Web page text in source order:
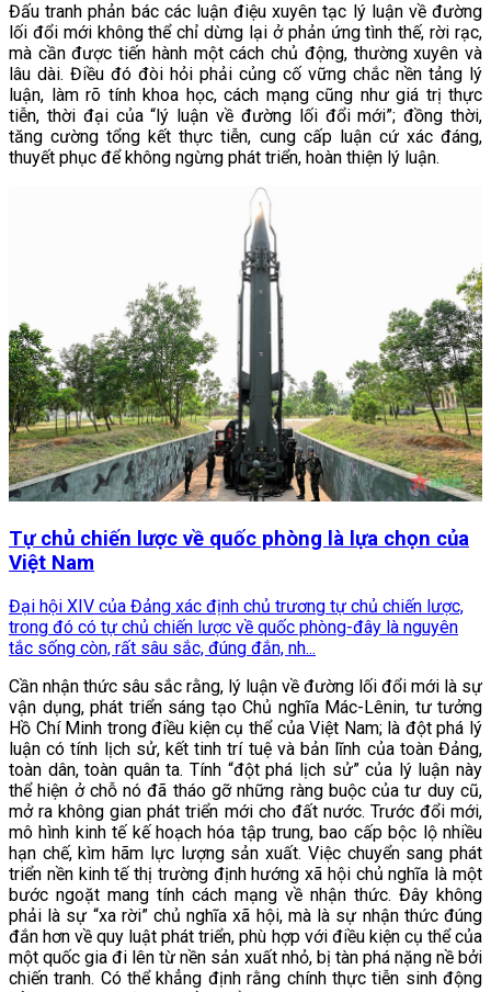
Đấu tranh phản bác các luận điệu xuyên tạc lý luận về đường
lối đổi mới không thể chỉ dừng lại ở phản ứng tình thế, rời rạc,
mà cần được tiến hành một cách chủ động, thường xuyên và
lâu dài. Điều đó đòi hỏi phải củng cố vững chắc nền tảng lý
luận, làm rõ tính khoa học, cách mạng cũng như giá trị thực
tiễn, thời đại của “lý luận về đường lối đổi mới”; đồng thời,
tăng cường tổng kết thực tiễn, cung cấp luận cứ xác đáng,
thuyết phục để không ngừng phát triển, hoàn thiện lý luận.
Tự chủ chiến lược về quốc phòng là lựa chọn của
Việt Nam
Đại hội XIV của Đảng xác định chủ trương tự chủ chiến lược,
trong đó có tự chủ chiến lược về quốc phòng-đây là nguyên
tắc sống còn, rất sâu sắc, đúng đắn, nh...
Cần nhận thức sâu sắc rằng, lý luận về đường lối đổi mới là sự
vận dụng, phát triển sáng tạo Chủ nghĩa Mác-Lênin, tư tưởng
Hồ Chí Minh trong điều kiện cụ thể của Việt Nam; là đột phá lý
luận có tính lịch sử, kết tinh trí tuệ và bản lĩnh của toàn Đảng,
toàn dân, toàn quân ta. Tính “đột phá lịch sử” của lý luận này
thể hiện ở chỗ nó đã tháo gỡ những ràng buộc của tư duy cũ,
mở ra không gian phát triển mới cho đất nước. Trước đổi mới,
mô hình kinh tế kế hoạch hóa tập trung, bao cấp bộc lộ nhiều
hạn chế, kìm hãm lực lượng sản xuất. Việc chuyển sang phát
triển nền kinh tế thị trường định hướng xã hội chủ nghĩa là một
bước ngoặt mang tính cách mạng về nhận thức. Đây không
phải là sự “xa rời” chủ nghĩa xã hội, mà là sự nhận thức đúng
đắn hơn về quy luật phát triển, phù hợp với điều kiện cụ thể của
một quốc gia đi lên từ nền sản xuất nhỏ, bị tàn phá nặng nề bởi
chiến tranh. Có thể khẳng định rằng chính thực tiễn sinh động